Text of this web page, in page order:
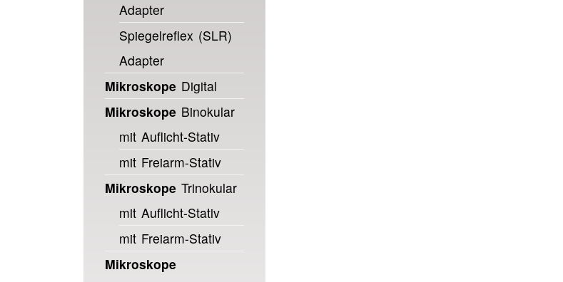
Adapter
Spiegelreflex (SLR)
Adapter
Mikroskope Digital
Mikroskope Binokular
mit Auflicht-Stativ
mit Freiarm-Stativ
Mikroskope Trinokular
mit Auflicht-Stativ
mit Freiarm-Stativ
Mikroskope